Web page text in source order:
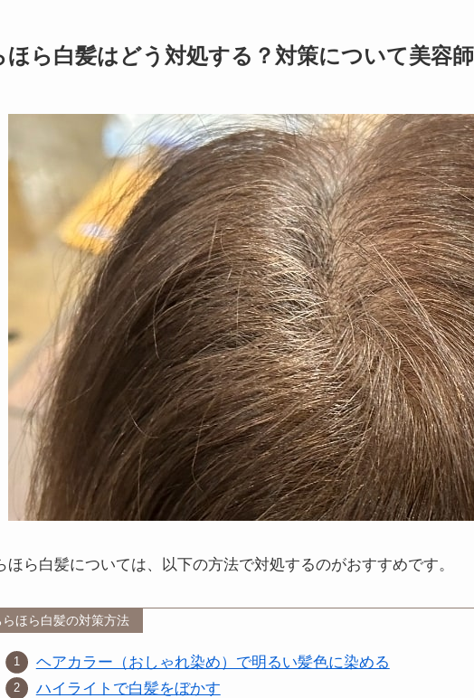
ほら白髪はどう対処する？対策について美容
ほら白髪については、以下の方法で対処するのがおすすめです。
らほら白髪の対策方法
ヘアカラー（おしゃれ染め）で明るい髪色に染める
ハイライトで白髪をぼかす